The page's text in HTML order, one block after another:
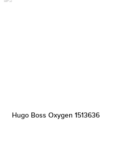
Hugo Boss Oxygen 1513636